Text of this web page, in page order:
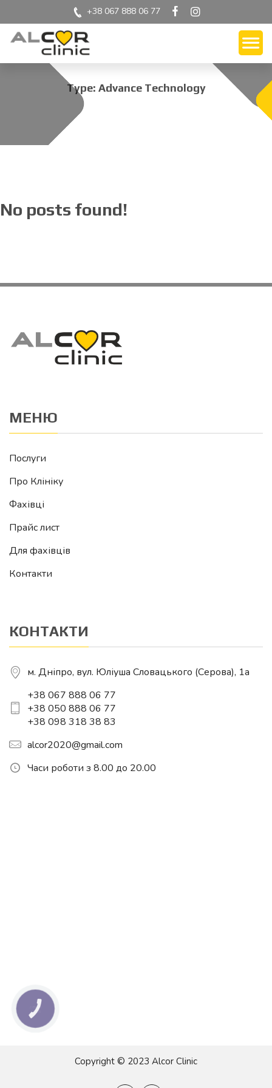
+38 067 888 06 77
Type: Advance Technology
No posts found!
МЕНЮ
Послуги
Про Клініку
Фахівці
Прайс лист
Для фахівців
Контакти
КОНТАКТИ
м. Дніпро, вул. Юліуша Словацького (Серова), 1a
+38 067 888 06 77
+38 050 888 06 77
+38 098 318 38 83
alcor2020@gmail.com
Часи роботи з 8.00 до 20.00
Copyright © 2023 Alcor Clinic
КНОПКА
ЗВ'ЯЗКУ